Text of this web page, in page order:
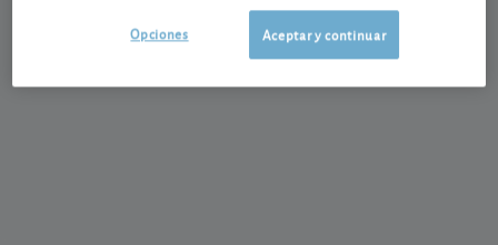
ahorradores (las de 12 meses llegaron al 3,8% en su
punto álgido).Para acceder al contenido completo
Aceptar y continuar
Opciones